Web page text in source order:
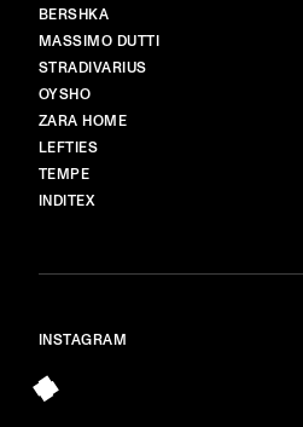
BERSHKA
MASSIMO DUTTI
STRADIVARIUS
OYSHO
ZARA HOME
LEFTIES
TEMPE
INDITEX
INSTAGRAM